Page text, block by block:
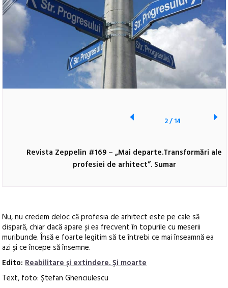
Revista Zeppelin #169 – „Mai departe.Transformări ale
profesiei de arhitect”. Sumar
2/14
Nu, nu credem deloc că profesia de arhitect este pe cale să
dispară, chiar dacă apare și ea frecvent în topurile cu meserii
muribunde. Însă e foarte legitim să te întrebi ce mai înseamnă ea
azi și ce începe să însemne.
Edito:Reabilitare și extindere. Și moarte
Text, foto: Ștefan Ghenciulescu